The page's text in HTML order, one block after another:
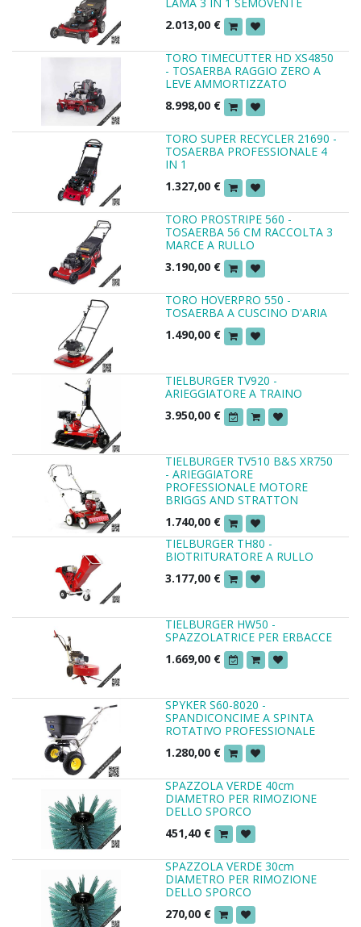
LAMA 3 IN 1 SEMOVENTE
2.013,00 €
TORO TIMECUTTER HD XS4850
- TOSAERBA RAGGIO ZERO A
LEVE AMMORTIZZATO
8.998,00 €
TORO SUPER RECYCLER 21690 -
TOSAERBA PROFESSIONALE 4
IN 1
1.327,00 €
TORO PROSTRIPE 560 -
TOSAERBA 56 CM RACCOLTA 3
MARCE A RULLO
3.190,00 €
TORO HOVERPRO 550 -
TOSAERBA A CUSCINO D'ARIA
1.490,00 €
TIELBURGER TV920 -
ARIEGGIATORE A TRAINO
3.950,00 €
TIELBURGER TV510 B&S XR750
- ARIEGGIATORE
PROFESSIONALE MOTORE
BRIGGS AND STRATTON
1.740,00 €
TIELBURGER TH80 -
BIOTRITURATORE A RULLO
3.177,00 €
TIELBURGER HW50 -
SPAZZOLATRICE PER ERBACCE
1.669,00 €
SPYKER S60-8020 -
SPANDICONCIME A SPINTA
ROTATIVO PROFESSIONALE
1.280,00 €
SPAZZOLA VERDE 40cm
DIAMETRO PER RIMOZIONE
DELLO SPORCO
451,40 €
SPAZZOLA VERDE 30cm
DIAMETRO PER RIMOZIONE
DELLO SPORCO
270,00 €